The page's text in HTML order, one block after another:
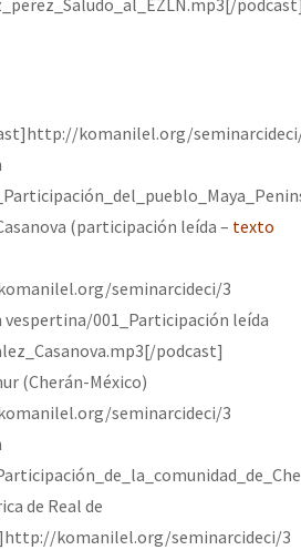
komanilel.org/
(participación leída – texto
seminarcideci/3
vespertina/001_Participación leída
podcast]
(Cherán-México)
seminarcideci/3
de Real de
komanilel.org/seminarcideci/3